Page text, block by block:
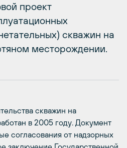
проект
скважин на
месторождении.
скважин на
в 2005 году. Документ
согласования от надзорных